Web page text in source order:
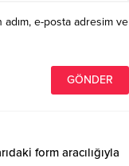
adım, e-posta adresim ve
form aracılığıyla